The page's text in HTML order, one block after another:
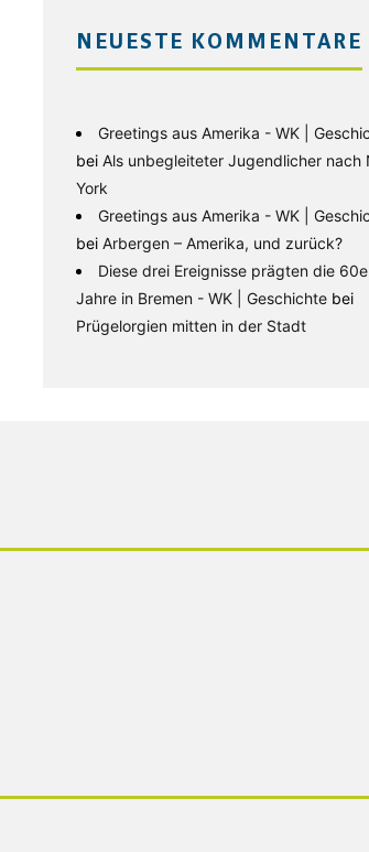
NEUESTE KOMMENTARE
Greetings aus Amerika - WK |
bei Als unbegleiteter Jugendlicher nach
York
Greetings aus Amerika - WK |
bei Arbergen – Amerika, und zurück?
Diese drei Ereignisse prägten die
Jahre in Bremen - WK | Geschichte bei
Prügelorgien mitten in der Stadt